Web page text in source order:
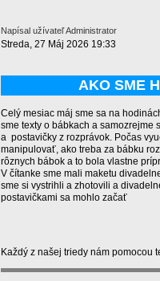
Napísal užívateľ Administrator
Streda, 27 Máj 2026 19:33
AKO SME
Celý mesiac máj sme sa na
sme texty o bábkach a samozrejme
a postavičky z rozprávok. Počas
manipulovať, ako treba za bábku
rôznych bábok a to bola vlastne
V čítanke sme mali maketu
sme si vystrihli a zhotovili a
postavičkami sa mohlo začať
Každý z našej triedy nám pomocou